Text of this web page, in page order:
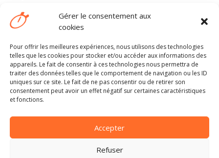
Gérer le consentement aux
cookies
Pour offrir les meilleures expériences, nous utilisons des technologies
telles que les cookies pour stocker et/ou accéder aux informations des
appareils. Le fait de consentir à ces technologies nous permettra de
traiter des données telles que le comportement de navigation ou les ID
uniques sur ce site. Le fait de ne pas consentir ou de retirer son
consentement peut avoir un effet négatif sur certaines caractéristiques
et fonctions.
Accepter
Refuser
mai 2024
avril 2024
Catégories
2024
Non classé
Méta
Connexion